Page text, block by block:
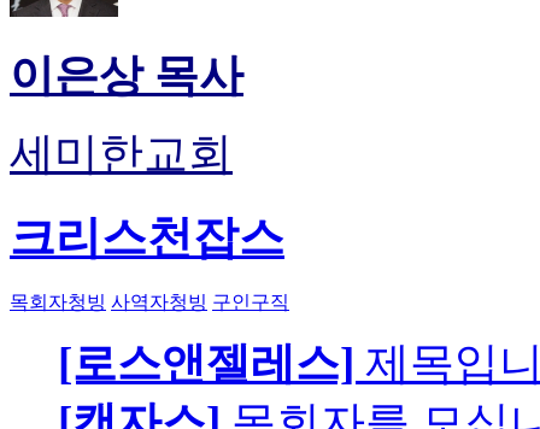
이은상 목사
세미한교회
크리스천잡스
목회자청빙 사역자청빙 구인구직
[로스앤젤레스] 제목입